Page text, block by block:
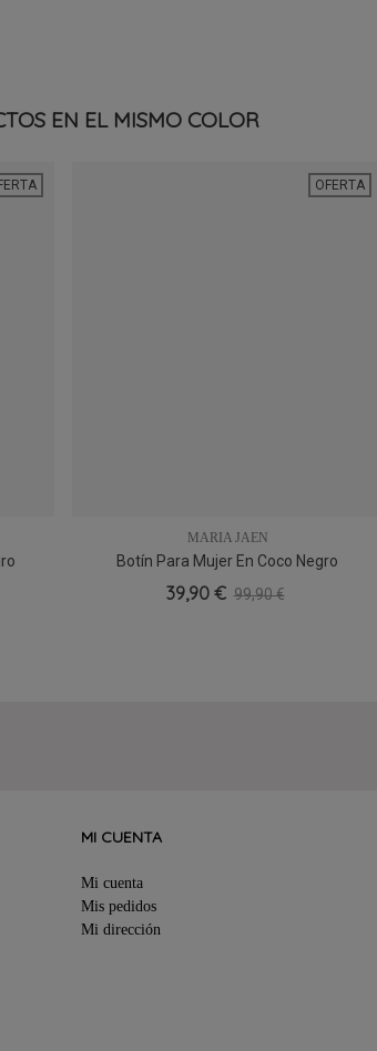
EN EL MISMO COLOR
OFERTA
38
MARIA JAEN
Botín Para Mujer En Coco Negro
39,90 € 99,90 €
MI CUENTA
Mi cuenta
Mis pedidos
Mi dirección